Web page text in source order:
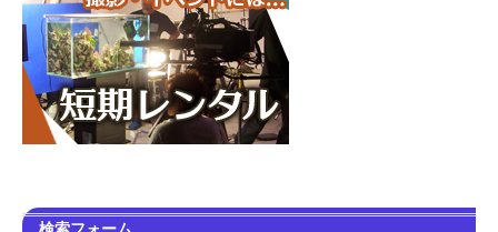
検索フォーム